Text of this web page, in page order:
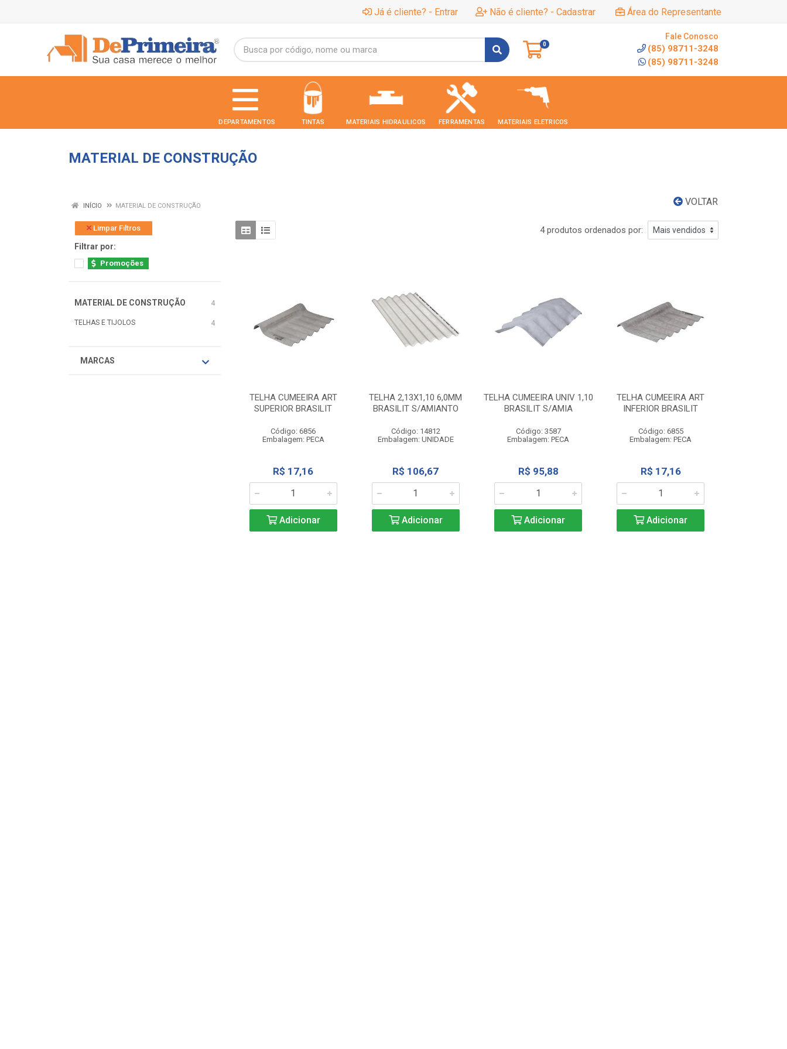
Já é cliente? - Entrar Não é cliente? - Cadastrar Área do Representante
0
Fale Conosco
(85) 98711-3248
(85) 98711-3248
DEPARTAMENTOS TINTAS MATERIAIS HIDRAULICOS FERRAMENTAS MATERIAIS ELETRICOS
MATERIAL DE CONSTRUÇÃO
VOLTAR
INÍCIO MATERIAL DE CONSTRUÇÃO
Limpar Filtros
Filtrar por:
Promoções
MATERIAL DE CONSTRUÇÃO 4
TELHAS E TIJOLOS 4
MARCAS
4 produtos ordenados por:
TELHA CUMEEIRA ART
SUPERIOR BRASILIT
Código: 6856
Embalagem: PECA
R$ 17,16
Adicionar
TELHA 2,13X1,10 6,0MM
BRASILIT S/AMIANTO
Código: 14812
Embalagem: UNIDADE
R$ 106,67
Adicionar
TELHA CUMEEIRA UNIV 1,10
BRASILIT S/AMIA
Código: 3587
Embalagem: PECA
R$ 95,88
Adicionar
TELHA CUMEEIRA ART
INFERIOR BRASILIT
Código: 6855
Embalagem: PECA
R$ 17,16
Adicionar